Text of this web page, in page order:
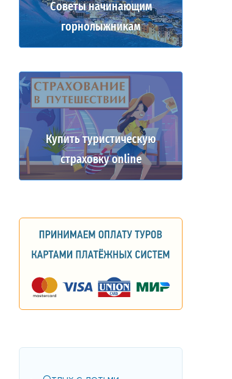
Советы начинающим
горнолыжникам
Купить туристическую
страховку online